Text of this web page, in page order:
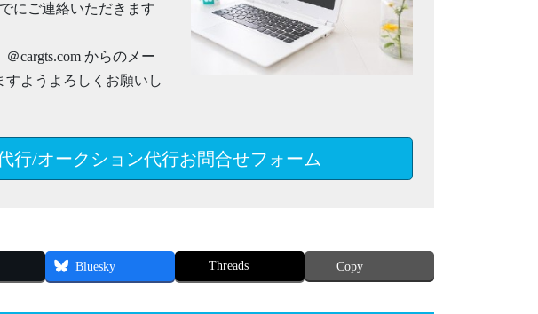
にご連絡いただきます
cargts.com からのメー
すようよろしくお願いし
行/オークション代行お問合せフォーム
Bluesky Threads Copy